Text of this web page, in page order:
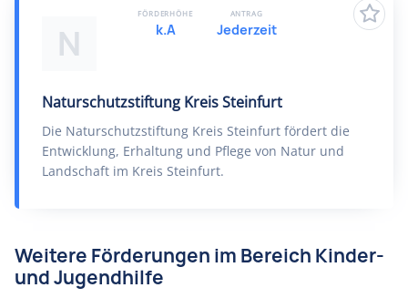
N
Naturschutzstiftung Kreis Steinfurt
Die Naturschutzstiftung Kreis Steinfurt fördert die
Entwicklung, Erhaltung und Pflege von Natur und
Landschaft im Kreis Steinfurt.
FÖRDERHÖHE
k.A
ANTRAG
Jederzeit
Weitere Förderungen im Bereich Kinder-
und Jugendhilfe